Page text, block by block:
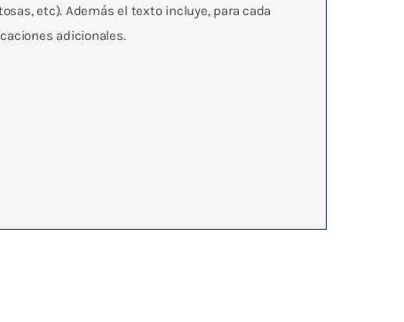
etc). Además el texto incluye, para cada
adicionales.